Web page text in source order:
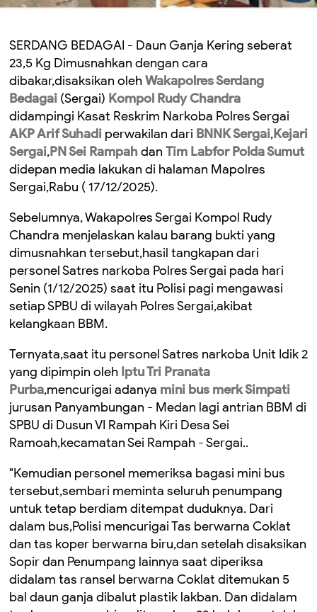
SERDANG BEDAGAI - Daun Ganja Kering seberat
23,5 Kg Dimusnahkan dengan cara
dibakar,disaksikan olehWakapolres Serdang
Bedagai (Sergai) Kompol Rudy Chandra
didampingi Kasat Reskrim Narkoba Polres Sergai
AKP Arif Suhadi perwakilan dari BNNK Sergai,Kejari
Sergai,PN Sei Rampahdan Tim Labfor Polda Sumut
didepan media lakukan di halaman Mapolres
Sergai,Rabu ( 17/12/2025).
Sebelumnya, Wakapolres Sergai Kompol Rudy
Chandra menjelaskan kalau barang bukti yang
dimusnahkan tersebut,hasil tangkapan dari
personel Satres narkoba Polres Sergai pada hari
Senin (1/12/2025) saat itu Polisi pagi mengawasi
setiap SPBU di wilayah Polres Sergai,akibat
kelangkaan BBM.
Ternyata,saat itu personel Satres narkoba Unit Idik 2
yang dipimpin oleh Iptu Tri Pranata
Purba,mencurigai adanya mini bus merk Simpati
jurusan Panyambungan - Medan lagi antrian BBM di
SPBU di Dusun VI Rampah Kiri Desa Sei
Ramoah,kecamatan Sei Rampah - Sergai..
"Kemudian personel memeriksa bagasi mini bus
tersebut,sembari meminta seluruh penumpang
untuk tetap berdiam ditempat duduknya. Dari
dalam bus,Polisi mencurigai Tas berwarna Coklat
dan tas koper berwarna biru,dan setelah disaksikan
Sopir dan Penumpang lainnya saat diperiksa
didalam tas ransel berwarna Coklat ditemukan 5
bal daun ganja dibalut plastik lakban. Dan didalam